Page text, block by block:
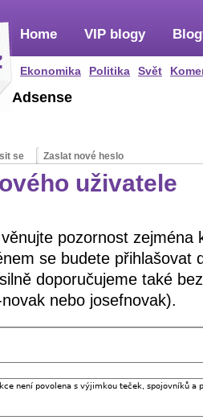
Home
Ekonomika Politika Svět
VIP blogy
Adsense
se Zaslat nové heslo
uživatele
pozornost zejména
se budete přihlašovat
doporučujeme také
nebo josefnovak).
není povolena s výjimkou teček, spojovníků a